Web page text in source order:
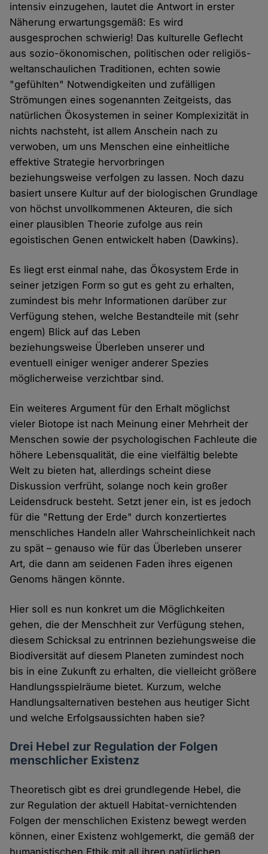
intensiv einzugehen, lautet die Antwort in erster
Näherung erwartungsgemäß: Es wird
ausgesprochen schwierig! Das kulturelle Geflecht
aus sozio-ökonomischen, politischen oder religiös-
weltanschaulichen Traditionen, echten sowie
"gefühlten" Notwendigkeiten und zufälligen
Strömungen eines sogenannten Zeitgeists, das
natürlichen Ökosystemen in seiner Komplexizität in
nichts nachsteht, ist allem Anschein nach zu
verwoben, um uns Menschen eine einheitliche
effektive Strategie hervorbringen
beziehungsweise verfolgen zu lassen. Noch dazu
basiert unsere Kultur auf der biologischen Grundlage
von höchst unvollkommenen Akteuren, die sich
einer plausiblen Theorie zufolge aus rein
egoistischen Genen entwickelt haben (Dawkins).
Es liegt erst einmal nahe, das Ökosystem Erde in
seiner jetzigen Form so gut es geht zu erhalten,
zumindest bis mehr Informationen darüber zur
Verfügung stehen, welche Bestandteile mit (sehr
engem) Blick auf das Leben
beziehungsweise Überleben unserer und
eventuell einiger weniger anderer Spezies
möglicherweise verzichtbar sind.
Ein weiteres Argument für den Erhalt möglichst
vieler Biotope ist nach Meinung einer Mehrheit der
Menschen sowie der psychologischen Fachleute die
höhere Lebensqualität, die eine vielfältig belebte
Welt zu bieten hat, allerdings scheint diese
Diskussion verfrüht, solange noch kein großer
Leidensdruck besteht. Setzt jener ein, ist es jedoch
für die "Rettung der Erde" durch konzertiertes
menschliches Handeln aller Wahrscheinlichkeit nach
zu spät – genauso wie für das Überleben unserer
Art, die dann am seidenen Faden ihres eigenen
Genoms hängen könnte.
Hier soll es nun konkret um die Möglichkeiten
gehen, die der Menschheit zur Verfügung stehen,
diesem Schicksal zu entrinnen beziehungsweise die
Biodiversität auf diesem Planeten zumindest noch
bis in eine Zukunft zu erhalten, die vielleicht größere
Handlungsspielräume bietet. Kurzum, welche
Handlungsalternativen bestehen aus heutiger Sicht
und welche Erfolgsaussichten haben sie?
Drei Hebel zur Regulation der Folgen
menschlicher Existenz
Theoretisch gibt es drei grundlegende Hebel, die
zur Regulation der aktuell Habitat-vernichtenden
Folgen der menschlichen Existenz bewegt werden
können, einer Existenz wohlgemerkt, die gemäß der